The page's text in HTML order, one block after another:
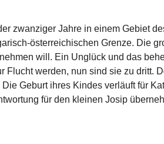
zwanziger Jahre in einem Gebiet
österreichischen Grenze. Die
will. Ein Unglück und das
Flucht werden, nun sind sie zu dritt.
Geburt ihres Kindes verläuft für
für den kleinen Josip